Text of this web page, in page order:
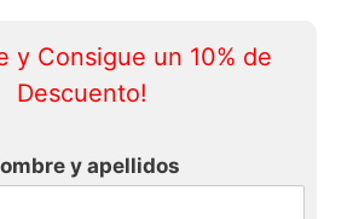
y Consigue un 10% de
Descuento!
y apellidos